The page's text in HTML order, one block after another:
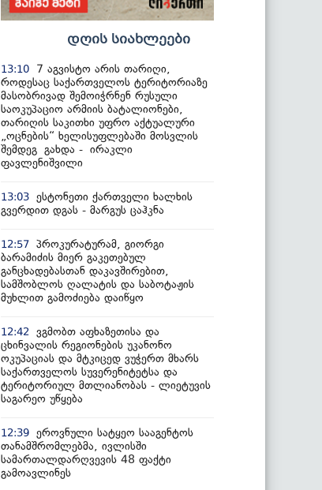
დღის სიახლეები
13:10
7 აგვისტო არის თარიღი,
როდესაც საქართველოს ტერიტორიაზე
მასობრივად შემოიჭრნენ რუსული
საოკუპაციო არმიის ბატალიონები,
თარიღის საკითხი უფრო აქტუალური
„ოცნების“ ხელისუფლებაში მოსვლის
შემდეგ გახდა - ირაკლი
ფავლენიშვილი
13:03 ესტონეთი ქართველი ხალხის
გვერდით დგას - მარგუს ცაჰკნა
12:57 პროკურატურამ, გიორგი
ბარამიძის მიერ გაკეთებულ
განცხადებასთან დაკავშირებით,
სამშობლოს ღალატის და საბოტაჟის
მუხლით გამოძიება დაიწყო
12:42
ვგმობთ აფხაზეთისა და
ცხინვალის რეგიონების უკანონო
ოკუპაციას და მტკიცედ ვუჭერთ მხარს
საქართველოს სუვერენიტეტსა და
ტერიტორიულ მთლიანობას - ლიეტუვის
საგარეო უწყება
12:39 ეროვნული სატყეო სააგენტოს
თანამშრომლებმა, ივლისში
სამართალდარღვევის 48 ფაქტი
გამოავლინეს